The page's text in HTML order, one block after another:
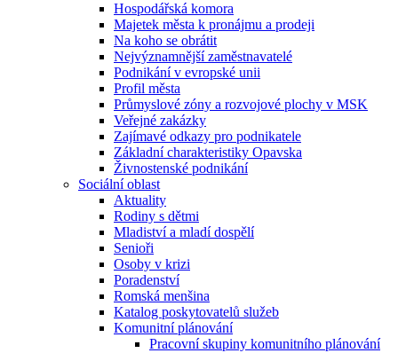
Hospodářská komora
Majetek města k pronájmu a prodeji
Na koho se obrátit
Nejvýznamnější zaměstnavatelé
Podnikání v evropské unii
Profil města
Průmyslové zóny a rozvojové plochy v MSK
Veřejné zakázky
Zajímavé odkazy pro podnikatele
Základní charakteristiky Opavska
Živnostenské podnikání
Sociální oblast
Aktuality
Rodiny s dětmi
Mladiství a mladí dospělí
Senioři
Osoby v krizi
Poradenství
Romská menšina
Katalog poskytovatelů služeb
Komunitní plánování
Pracovní skupiny komunitního plánování